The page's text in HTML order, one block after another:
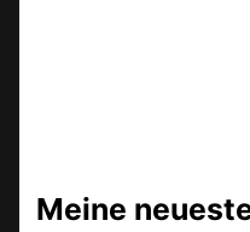
Meine